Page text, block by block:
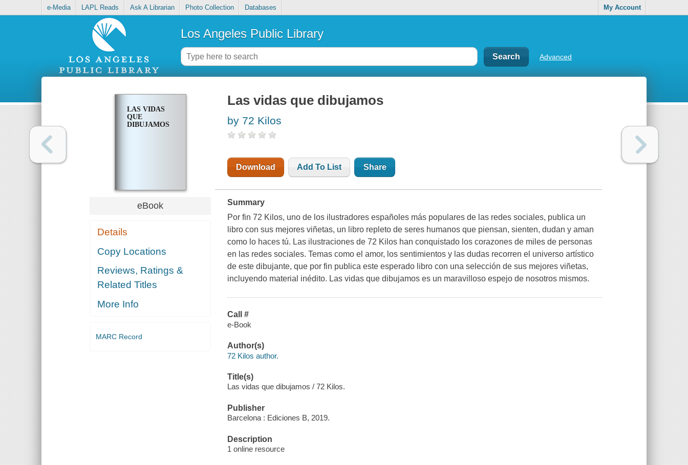
e-Media LAPL Reads Ask A Librarian Photo Collection Databases My Account
Los Angeles Public Library
Advanced
LAS VIDAS
QUE
DIBUJAMOS
eBook
Details
Copy Locations
Reviews, Ratings &
Related Titles
More Info
MARC Record
Las vidas que dibujamos
by 72 Kilos
Download Add To List Share
Summary
Por fin 72 Kilos, uno de los ilustradores españoles más populares de las redes sociales, publica un
libro con sus mejores viñetas, un libro repleto de seres humanos que piensan, sienten, dudan y aman
como lo haces tú. Las ilustraciones de 72 Kilos han conquistado los corazones de miles de personas
en las redes sociales. Temas como el amor, los sentimientos y las dudas recorren el universo artístico
de este dibujante, que por fin publica este esperado libro con una selección de sus mejores viñetas,
incluyendo material inédito. Las vidas que dibujamos es un maravilloso espejo de nosotros mismos.
Call #
e-Book
Author(s)
72 Kilos author.
Title(s)
Las vidas que dibujamos / 72 Kilos.
Publisher
Barcelona : Ediciones B, 2019.
Description
1 online resource